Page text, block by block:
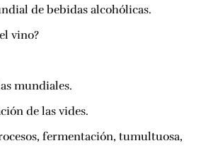
de bebidas alcohólicas.
vino?
mundiales.
de las vides.
fermentación, tumultuosa,